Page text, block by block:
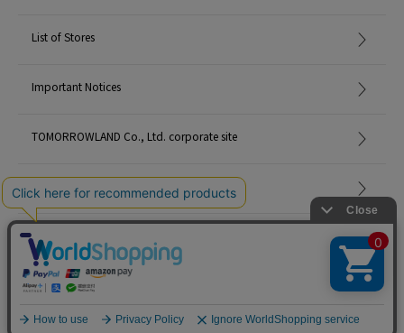
List of Stores
Important Notices
TOMORROWLAND Co., Ltd. corporate site
Careers
Site Map
English